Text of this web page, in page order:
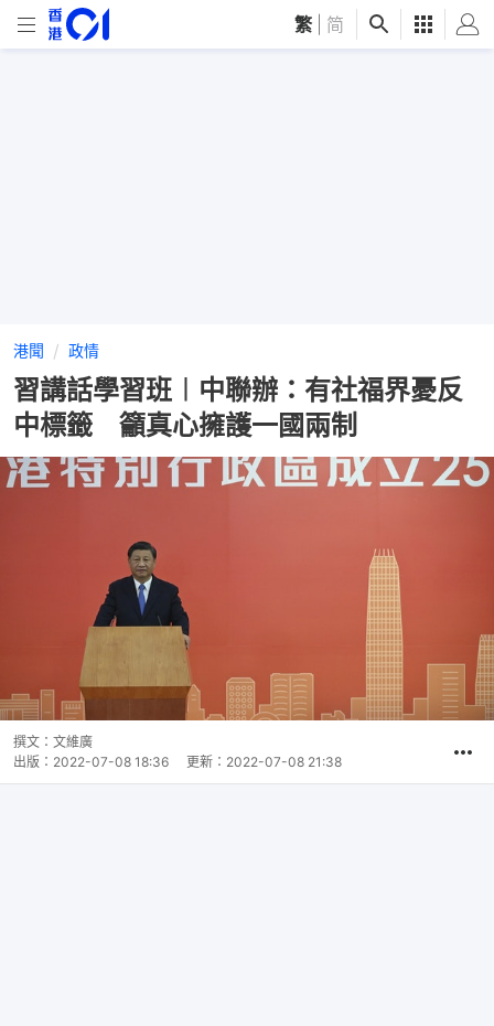
繁 简
港聞 政情
習講話學習班︱中聯辦：有社福界憂反
中標籤 籲真心擁護一國兩制
撰文： 文維廣
出版： 2022-07-08 18:36 更新： 2022-07-08 21:38